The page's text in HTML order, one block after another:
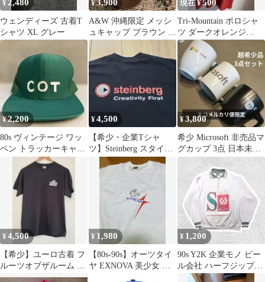
¥ 2,480
ウェンディーズ 古着T
シャツ XL グレー
¥3,900
A&W 沖縄限定 メッシ
ュキャップ ブラウン 茶
トラッカーキャップ 企
業ロゴ
現在 ¥500
Tri-Mountain ポロシャ
ツ ダークオレンジ
3XLT アメリカ古着
¥2,200
80s ヴィンテージ ワッ
ペン トラッカーキャッ
¥4,500
【希少・企業Tシャ
ツ】Steinberg スタイン
バーグ 半袖 Tシャツ 黒
¥3,800
希少 Microsoft 非売品マ
グカップ 3点 日本未発
売 ITマニア
¥4,500
【希少】ユーロ古着 フ
ルーツオブザルーム ロ
ックオイル 刺繍Tシャ
¥ 1,980
⁠【80s-90s】オーツタイ
ヤ EXNOVA 美少女 ア
¥ 1,200
90s Y2K 企業モノ ビー
ル会社 ハーフジップス
ウェット 緑ラインリブ